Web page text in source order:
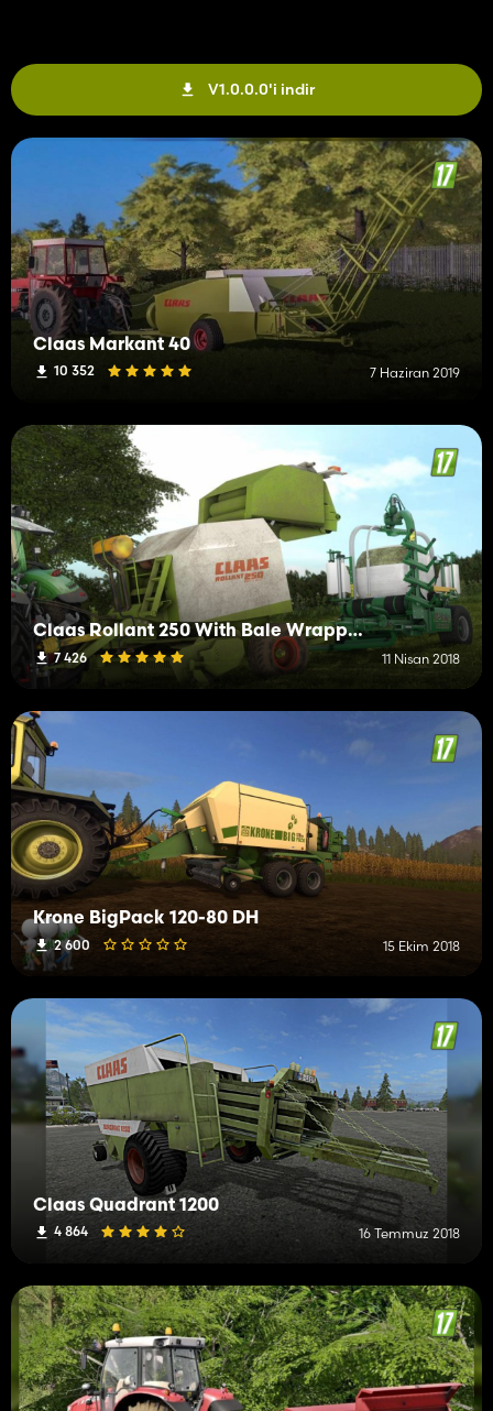
V1.0.0.0'i indir
Claas Markant 40
10 352 7 Haziran 2019
Claas Rollant 250 With Bale Wrapper Arm
7 426 11 Nisan 2018
Krone BigPack 120-80 DH
2 600 15 Ekim 2018
Claas Quadrant 1200
4 864 16 Temmuz 2018